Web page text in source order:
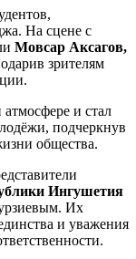
На сцене с
Мовсар Аксагов,
зрителям
и стал
подчеркнув
общества.
Ингушетия
Их
и уважения